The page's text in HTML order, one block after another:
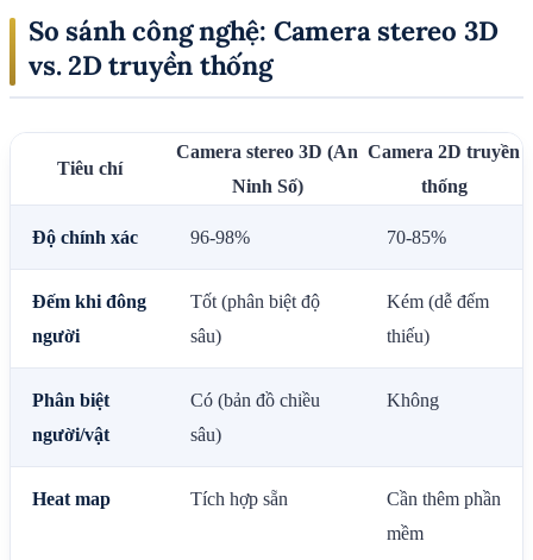
So sánh công nghệ: Camera stereo 3D
vs. 2D truyền thống
Tiêu chí
Camera stereo 3D (An
Ninh Số)
Camera 2D truyền
thống
Độ chính xác 96-98% 70-85%
Đếm khi đông
người
Tốt (phân biệt độ
sâu)
Kém (dễ đếm
thiếu)
Phân biệt
người/vật
Có (bản đồ chiều
sâu)
Không
Heat map Tích hợp sẵn
Cần thêm phần
mềm